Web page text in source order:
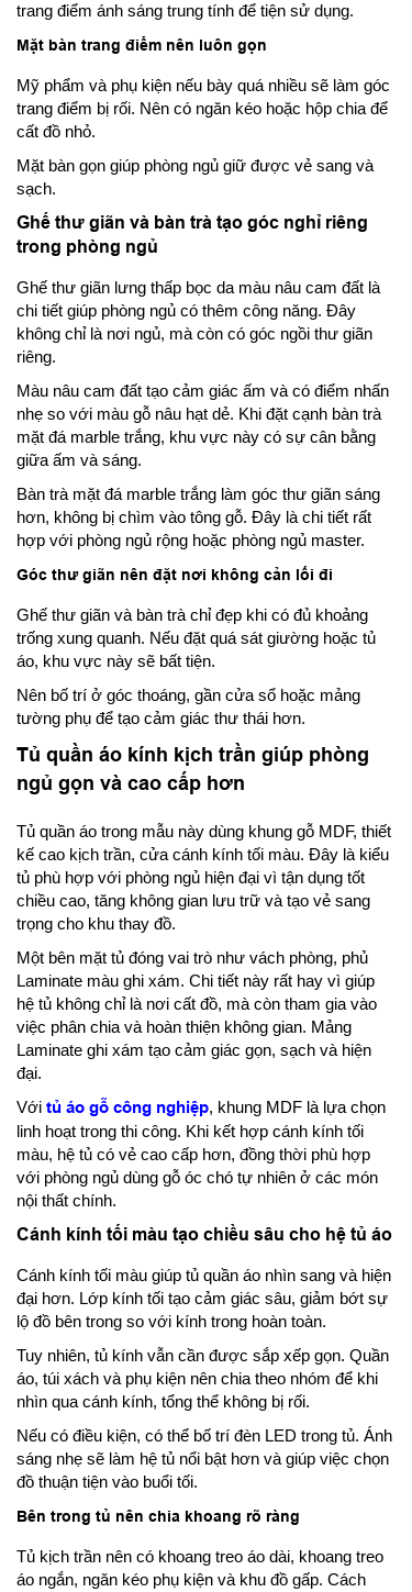
trang điểm ánh sáng trung tính để tiện sử dụng.
Mặt bàn trang điểm nên luôn gọn
Mỹ phẩm và phụ kiện nếu bày quá nhiều sẽ làm góc
trang điểm bị rối. Nên có ngăn kéo hoặc hộp chia để
cất đồ nhỏ.
Mặt bàn gọn giúp phòng ngủ giữ được vẻ sang và
sạch.
Ghế thư giãn và bàn trà tạo góc nghỉ riêng
trong phòng ngủ
Ghế thư giãn lưng thấp bọc da màu nâu cam đất là
chi tiết giúp phòng ngủ có thêm công năng. Đây
không chỉ là nơi ngủ, mà còn có góc ngồi thư giãn
riêng.
Màu nâu cam đất tạo cảm giác ấm và có điểm nhấn
nhẹ so với màu gỗ nâu hạt dẻ. Khi đặt cạnh bàn trà
mặt đá marble trắng, khu vực này có sự cân bằng
giữa ấm và sáng.
Bàn trà mặt đá marble trắng làm góc thư giãn sáng
hơn, không bị chìm vào tông gỗ. Đây là chi tiết rất
hợp với phòng ngủ rộng hoặc phòng ngủ master.
Góc thư giãn nên đặt nơi không cản lối đi
Ghế thư giãn và bàn trà chỉ đẹp khi có đủ khoảng
trống xung quanh. Nếu đặt quá sát giường hoặc tủ
áo, khu vực này sẽ bất tiện.
Nên bố trí ở góc thoáng, gần cửa sổ hoặc mảng
tường phụ để tạo cảm giác thư thái hơn.
Tủ quần áo kính kịch trần giúp phòng
ngủ gọn và cao cấp hơn
Tủ quần áo trong mẫu này dùng khung gỗ MDF, thiết
kế cao kịch trần, cửa cánh kính tối màu. Đây là kiểu
tủ phù hợp với phòng ngủ hiện đại vì tận dụng tốt
chiều cao, tăng không gian lưu trữ và tạo vẻ sang
trọng cho khu thay đồ.
Một bên mặt tủ đóng vai trò như vách phòng, phủ
Laminate màu ghi xám. Chi tiết này rất hay vì giúp
hệ tủ không chỉ là nơi cất đồ, mà còn tham gia vào
việc phân chia và hoàn thiện không gian. Mảng
Laminate ghi xám tạo cảm giác gọn, sạch và hiện
đại.
Với tủ áo gỗ công nghiệp, khung MDF là lựa chọn
linh hoạt trong thi công. Khi kết hợp cánh kính tối
màu, hệ tủ có vẻ cao cấp hơn, đồng thời phù hợp
với phòng ngủ dùng gỗ óc chó tự nhiên ở các món
nội thất chính.
Cánh kính tối màu tạo chiều sâu cho hệ tủ áo
Cánh kính tối màu giúp tủ quần áo nhìn sang và hiện
đại hơn. Lớp kính tối tạo cảm giác sâu, giảm bớt sự
lộ đồ bên trong so với kính trong hoàn toàn.
Tuy nhiên, tủ kính vẫn cần được sắp xếp gọn. Quần
áo, túi xách và phụ kiện nên chia theo nhóm để khi
nhìn qua cánh kính, tổng thể không bị rối.
Nếu có điều kiện, có thể bố trí đèn LED trong tủ. Ánh
sáng nhẹ sẽ làm hệ tủ nổi bật hơn và giúp việc chọn
đồ thuận tiện vào buổi tối.
Bên trong tủ nên chia khoang rõ ràng
Tủ kịch trần nên có khoang treo áo dài, khoang treo
áo ngắn, ngăn kéo phụ kiện và khu đồ gấp. Cách